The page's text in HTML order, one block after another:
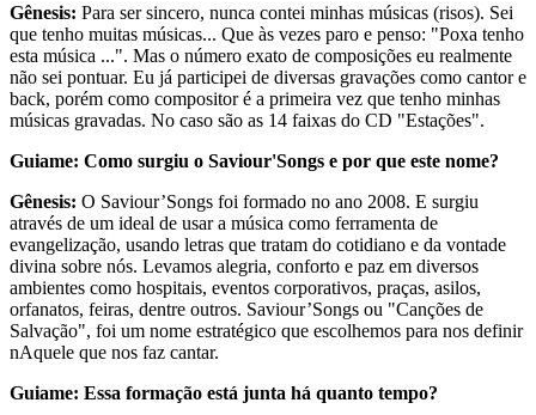
Gênesis: Para ser sincero, nunca contei minhas músicas (risos). Sei
que tenho muitas músicas... Que às vezes paro e penso: "Poxa tenho
esta música ...". Mas o número exato de composições eu realmente
não sei pontuar. Eu já participei de diversas gravações como cantor e
back, porém como compositor é a primeira vez que tenho minhas
músicas gravadas. No caso são as 14 faixas do CD "Estações".
Guiame: Como surgiu o Saviour'Songs e por que este nome?
Gênesis: O Saviour’Songs foi formado no ano 2008. E surgiu
através de um ideal de usar a música como ferramenta de
evangelização, usando letras que tratam do cotidiano e da vontade
divina sobre nós. Levamos alegria, conforto e paz em diversos
ambientes como hospitais, eventos corporativos, praças, asilos,
orfanatos, feiras, dentre outros. Saviour’Songs ou "Canções de
Salvação", foi um nome estratégico que escolhemos para nos definir
nAquele que nos faz cantar.
Guiame: Essa formação está junta há quanto tempo?